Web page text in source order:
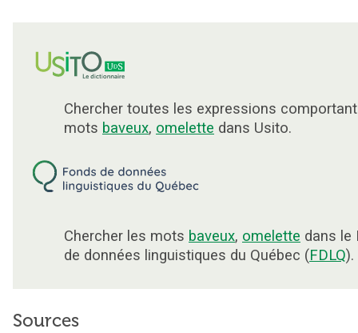
Chercher toutes les expressions
mots baveux, omelette dans Usito.
Chercher les mots baveux, omelette dans le
de données linguistiques du Québec (FDLQ).
Sources